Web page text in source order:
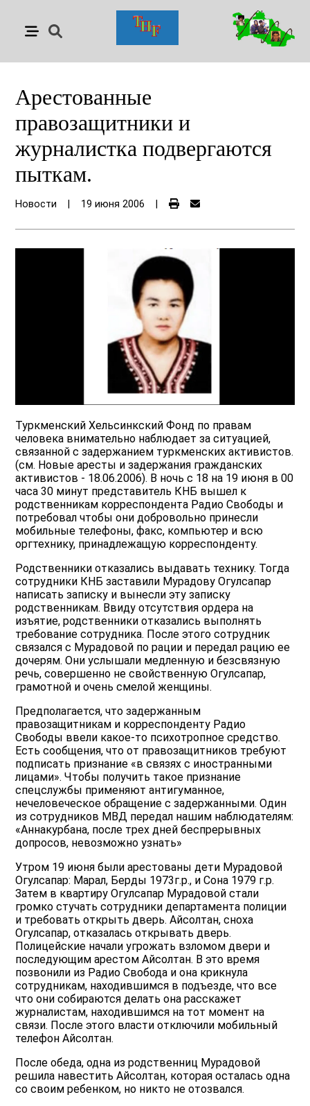
Арестованные
правозащитники и
журналистка подвергаются
пыткам.
Новости 19 июня 2006
Туркменский Хельсинкский Фонд по правам
человека внимательно наблюдает за ситуацией,
связанной с задержанием туркменских активистов.
(cм. Новые аресты и задержания гражданских
активистов - 18.06.2006). В ночь с 18 на 19 июня в 00
часа 30 минут представитель КНБ вышел к
родственникам корреспондента Радио Свободы и
потребовал чтобы они добровольно принесли
мобильные телефоны, факс, компьютер и всю
оргтехнику, принадлежащую корреспонденту.
Родственники отказались выдавать технику. Тогда
сотрудники КНБ заставили Мурадову Огулсапар
написать записку и вынесли эту записку
родственникам. Ввиду отсутствия ордера на
изъятие, родственники отказались выполнять
требование сотрудника. После этого сотрудник
связался с Мурадовой по рации и передал рацию ее
дочерям. Они услышали медленную и безсвязную
речь, совершенно не свойственную Огулсапар,
грамотной и очень смелой женщины.
Предполагается, что задержанным
правозащитникам и корреспонденту Радио
Свободы ввели какоe-то психотропное средство.
Есть сообщения, что от правозащитников требуют
подписать признание «в связях с иностранными
лицами». Чтобы получить такое признание
спецслужбы применяют антигуманное,
нечеловеческое обращение с задержанными. Один
из сотрудников МВД передал нашим наблюдателям:
«Аннакурбана, после трех дней беспрерывных
допросов, невозможно узнать»
Утром 19 июня были арестованы дети Мурадовой
Огулсапар: Марал, Берды 1973г.р., и Сона 1979 г.р.
Затем в квартиру Огулсапар Мурадовой стали
громко стучать сотрудники департамента полиции
и требовать открыть дверь. Айсолтан, сноха
Огулсапар, отказалась открывать дверь.
Полицейские начали угрожать взломом двери и
последующим арестом Айсолтан. В это время
позвонили из Радио Свобода и она крикнула
сотрудникам, находившимся в подъезде, что все
что они собираются делать она расскажет
журналистам, находившимся на тот момент на
связи. После этого власти отключили мобильный
телефон Айсолтан.
После обеда, одна из родственниц Мурадовой
решила навестить Айсолтан, которая осталась одна
со своим ребенком, но никто не отозвался.